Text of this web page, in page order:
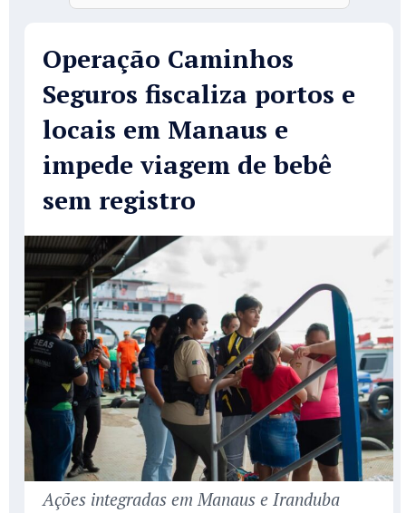
Operação Caminhos
Seguros fiscaliza portos e
locais em Manaus e
impede viagem de bebê
sem registro
Ações integradas em Manaus e Iranduba